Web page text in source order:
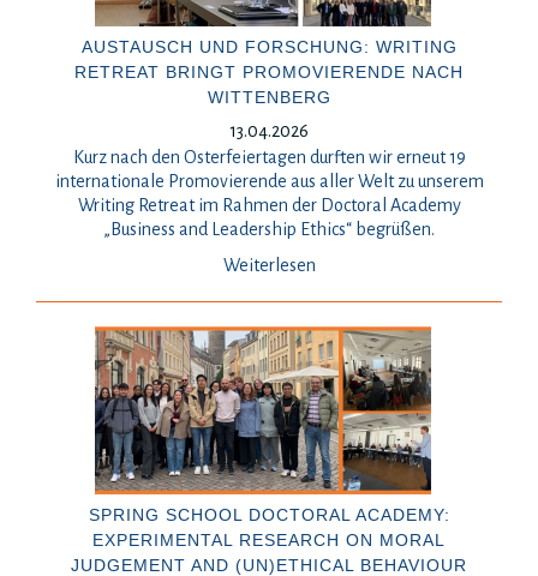
AUSTAUSCH UND FORSCHUNG: WRITING
RETREAT BRINGT PROMOVIERENDE NACH
WITTENBERG
13.04.2026
Kurz nach den Osterfeiertagen durften wir erneut 19
internationale Promovierende aus aller Welt zu unserem
Writing Retreat im Rahmen der Doctoral Academy
„Business and Leadership Ethics“ begrüßen.
Weiterlesen
SPRING SCHOOL DOCTORAL ACADEMY:
EXPERIMENTAL RESEARCH ON MORAL
JUDGEMENT AND (UN)ETHICAL BEHAVIOUR